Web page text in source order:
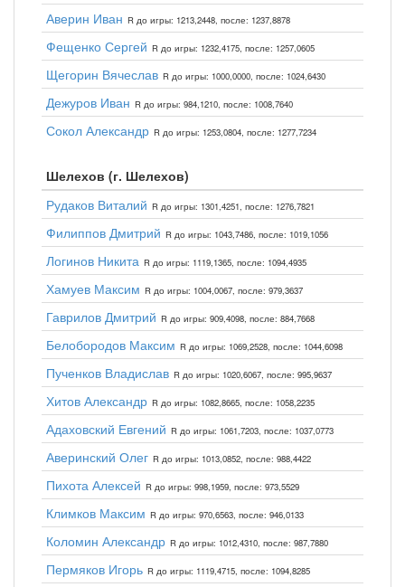
Аверин Иван R до игры: 1213,2448, после: 1237,8878
Фещенко Сергей R до игры: 1232,4175, после: 1257,0605
Щегорин Вячеслав R до игры: 1000,0000, после: 1024,6430
Дежуров Иван R до игры: 984,1210, после: 1008,7640
Сокол Александр R до игры: 1253,0804, после: 1277,7234
Шелехов (г. Шелехов)
Рудаков Виталий R до игры: 1301,4251, после: 1276,7821
Филиппов Дмитрий R до игры: 1043,7486, после: 1019,1056
Логинов Никита R до игры: 1119,1365, после: 1094,4935
Хамуев Максим R до игры: 1004,0067, после: 979,3637
Гаврилов Дмитрий R до игры: 909,4098, после: 884,7668
Белобородов Максим R до игры: 1069,2528, после: 1044,6098
Пученков Владислав R до игры: 1020,6067, после: 995,9637
Хитов Александр R до игры: 1082,8665, после: 1058,2235
Адаховский Евгений R до игры: 1061,7203, после: 1037,0773
Аверинский Олег R до игры: 1013,0852, после: 988,4422
Пихота Алексей R до игры: 998,1959, после: 973,5529
Климков Максим R до игры: 970,6563, после: 946,0133
Коломин Александр R до игры: 1012,4310, после: 987,7880
Пермяков Игорь R до игры: 1119,4715, после: 1094,8285